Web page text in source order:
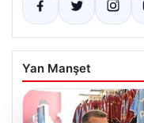
Yan Manşet